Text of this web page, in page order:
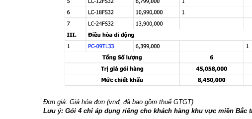
Đơn giá: Giá hóa đơn (vnđ, đã bao gồm thuế GTGT)
Lưu ý: Gói 4 chỉ áp dụng riêng cho khách hàng khu vực miền Bắc